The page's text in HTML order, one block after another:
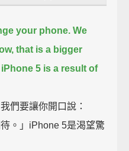
your phone. We
that is a bigger
iPhone 5 is a result of
們要讓你開口說：
。」iPhone 5是渴望驚